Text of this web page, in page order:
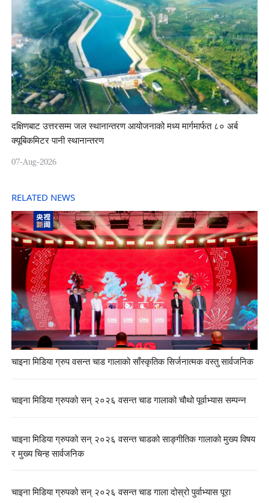
दक्षिणबाट उत्तरसम्म जल स्थानान्तरण आयोजनाको मध्य मार्गमार्फत ८० अर्ब
क्यूबिकमिटर पानी स्थानान्तरण
07-Aug-2026
RELATED NEWS
चाइना मिडिया ग्रुप वसन्त चाड गालाको साँस्कृतिक सिर्जनात्मक वस्तु सार्वजनिक
चाइना मिडिया ग्रुपको सन् २०२६ वसन्त चाड गालाको चौथो पूर्वाभ्यास सम्पन्न
चाइना मिडिया ग्रुपको सन् २०२६ वसन्त चाडको साङ्गीतिक गालाको मुख्य विषय
र मुख्य चिन्ह सार्वजनिक
चाइना मिडिया ग्रुपको सन् २०२६ वसन्त चाड गाला दोस्रो पुर्वाभ्यास पूरा